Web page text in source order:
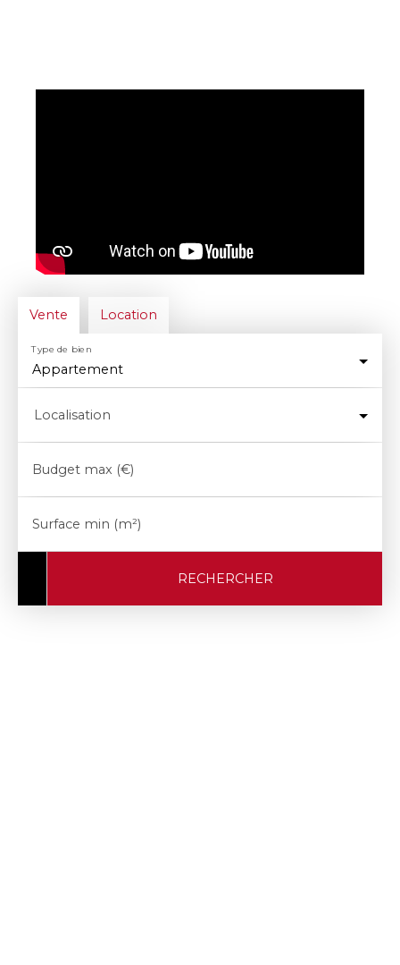
Vente Location
Appartement
Type de bien
Localisation
Budget max (€)
Surface min (m²)
RECHERCHER